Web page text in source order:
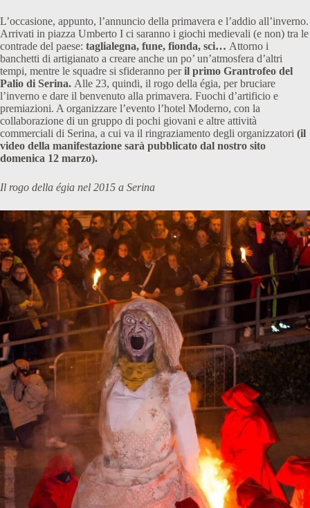
L’occasione, appunto, l’annuncio della primavera e l’addio all’inverno.
Arrivati in piazza Umberto I ci saranno i giochi medievali (e non) tra le
contrade del paese: taglialegna, fune, fionda, sci… Attorno i
banchetti di artigianato a creare anche un po’ un’atmosfera d’altri
tempi, mentre le squadre si sfideranno peril primo Grantrofeo del
Palio di Serina. Alle 23, quindi, il rogo della égia, per bruciare
l’inverno e dare il benvenuto alla primavera. Fuochi d’artificio e
premiazioni. A organizzare l’evento l’hotel Moderno, con la
collaborazione di un gruppo di pochi giovani e altre attività
commerciali di Serina, a cui va il ringraziamento degli organizzatori (il
video della manifestazione sarà pubblicato dal nostro sito
domenica 12 marzo).
Il rogo della égia nel 2015 a Serina